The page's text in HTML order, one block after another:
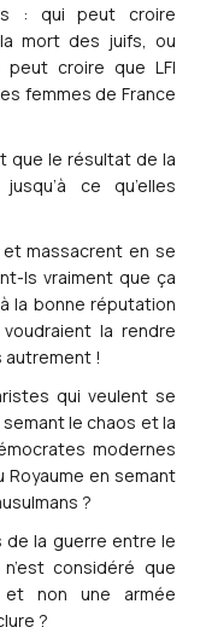
: qui peut croire
mort des juifs, ou
croire que LFI
femmes de France
que le résultat de la
ce qu’elles
massacrent en se
ls vraiment que ça
la bonne réputation
la rendre
autrement !
qui veulent se
le chaos et la
modernes
en semant
?
de la guerre entre le
considéré que
et non une armée
?